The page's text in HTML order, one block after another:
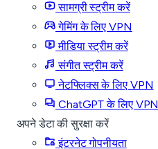
सामग्री स्ट्रीम करें
गेमिंग के लिए VPN
मीडिया स्ट्रीम करें
संगीत स्ट्रीम करें
नेटफ्लिक्स के लिए VPN
ChatGPT के लिए VPN
अपने डेटा की सुरक्षा करें
इंटरनेट गोपनीयता